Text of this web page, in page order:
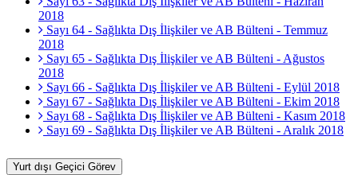
2018
Sayı 64 - Sağlıkta Dış İlişkiler ve AB Bülteni - Temmuz
2018
Sayı 65 - Sağlıkta Dış İlişkiler ve AB Bülteni - Ağustos
2018
Sayı 66 - Sağlıkta Dış İlişkiler ve AB Bülteni - Eylül 2018
Sayı 67 - Sağlıkta Dış İlişkiler ve AB Bülteni - Ekim 2018
Sayı 68 - Sağlıkta Dış İlişkiler ve AB Bülteni - Kasım 2018
Sayı 69 - Sağlıkta Dış İlişkiler ve AB Bülteni - Aralık 2018
Yurt dışı Geçici Görev